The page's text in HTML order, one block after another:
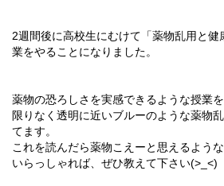
2週間後に高校生にむけて「薬物乱用と
業をやることになりました。
薬物の恐ろしさを実感できるような授業
限りなく透明に近いブルーのような薬物
てます。
これを読んだら薬物こえーと思えるよう
いらっしゃれば、ぜひ教えて下さい(>_<)